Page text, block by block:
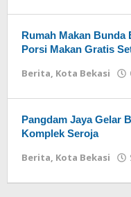
Rumah Makan Bunda
Porsi Makan Gratis
Berita, Kota Bekasi
Pangdam Jaya Gelar
Komplek Seroja
Berita, Kota Bekasi